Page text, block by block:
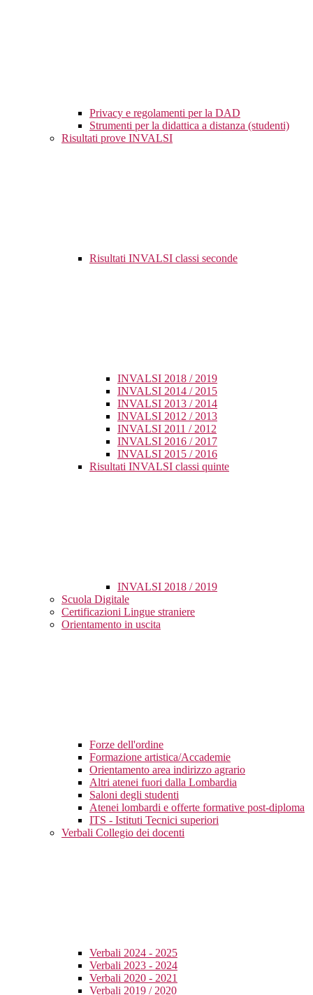
Privacy e regolamenti per la DAD
Strumenti per la didattica a distanza (studenti)
Risultati prove INVALSI
Risultati INVALSI classi seconde
INVALSI 2018 / 2019
INVALSI 2014 / 2015
INVALSI 2013 / 2014
INVALSI 2012 / 2013
INVALSI 2011 / 2012
INVALSI 2016 / 2017
INVALSI 2015 / 2016
Risultati INVALSI classi quinte
INVALSI 2018 / 2019
Scuola Digitale
Certificazioni Lingue straniere
Orientamento in uscita
Forze dell'ordine
Formazione artistica/Accademie
Orientamento area indirizzo agrario
Altri atenei fuori dalla Lombardia
Saloni degli studenti
Atenei lombardi e offerte formative post-diploma
ITS - Istituti Tecnici superiori
Verbali Collegio dei docenti
Verbali 2024 - 2025
Verbali 2023 - 2024
Verbali 2020 - 2021
Verbali 2019 / 2020